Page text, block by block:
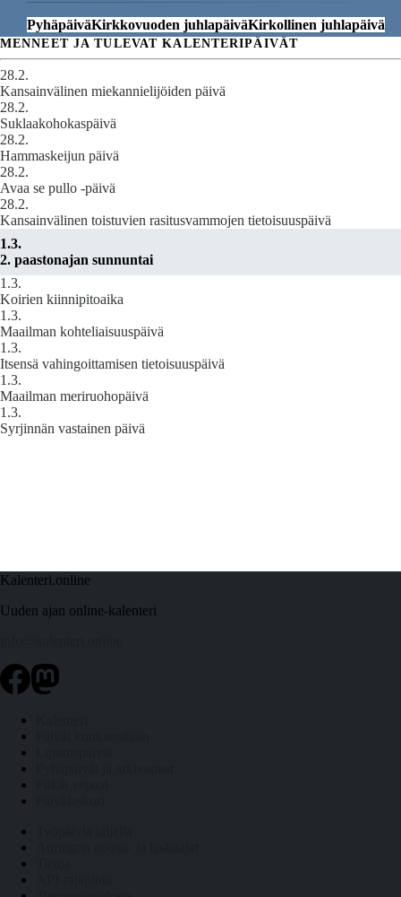
PyhäpäiväKirkkovuoden juhlapäiväKirkollinen juhlapäivä
MENNEET JA TULEVAT KALENTERIPÄIVÄT
28.2.
Kansainvälinen miekannielijöiden päivä
28.2.
Suklaakohokaspäivä
28.2.
Hammaskeijun päivä
28.2.
Avaa se pullo -päivä
28.2.
Kansainvälinen toistuvien rasitusvammojen tietoisuuspäivä
1.3.
2. paastonajan sunnuntai
1.3.
Koirien kiinnipitoaika
1.3.
Maailman kohteliaisuuspäivä
1.3.
Itsensä vahingoittamisen tietoisuuspäivä
1.3.
Maailman meriruohopäivä
1.3.
Syrjinnän vastainen päivä
Kalenteri.online
Uuden ajan online-kalenteri